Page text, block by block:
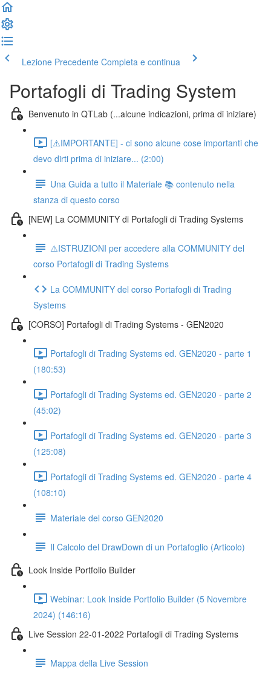
Lezione Precedente Completa e continua
Portafogli di Trading System
Benvenuto in QTLab (...alcune indicazioni, prima di iniziare)
[⚠️IMPORTANTE] - ci sono alcune cose importanti che
devo dirti prima di iniziare... (2:00)
Una Guida a tutto il Materiale 📚 contenuto nella
stanza di questo corso
[NEW] La COMMUNITY di Portafogli di Trading Systems
⚠️ISTRUZIONI per accedere alla COMMUNITY del
corso Portafogli di Trading Systems
La COMMUNITY del corso Portafogli di Trading
Systems
[CORSO] Portafogli di Trading Systems - GEN2020
Portafogli di Trading Systems ed. GEN2020 - parte 1
(180:53)
Portafogli di Trading Systems ed. GEN2020 - parte 2
(45:02)
Portafogli di Trading Systems ed. GEN2020 - parte 3
(125:08)
Portafogli di Trading Systems ed. GEN2020 - parte 4
(108:10)
Materiale del corso GEN2020
Il Calcolo del DrawDown di un Portafoglio (Articolo)
Look Inside Portfolio Builder
Webinar: Look Inside Portfolio Builder (5 Novembre
2024) (146:16)
Live Session 22-01-2022 Portafogli di Trading Systems
Mappa della Live Session